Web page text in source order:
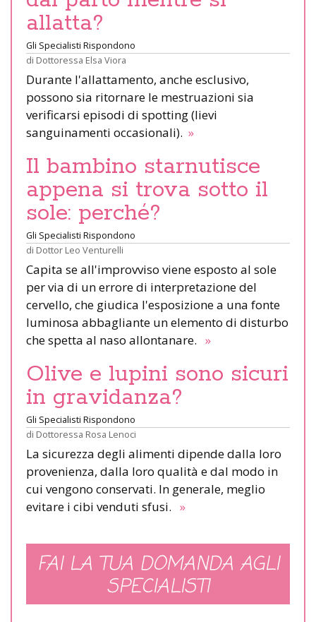
allatta?
Gli Specialisti Rispondono
di Dottoressa Elsa Viora
Durante l'allattamento, anche esclusivo,
possono sia ritornare le mestruazioni sia
verificarsi episodi di spotting (lievi
sanguinamenti occasionali). »
Il bambino starnutisce
appena si trova sotto il
sole: perché?
Gli Specialisti Rispondono
di Dottor Leo Venturelli
Capita se all'improvviso viene esposto al sole
per via di un errore di interpretazione del
cervello, che giudica l'esposizione a una fonte
luminosa abbagliante un elemento di disturbo
che spetta al naso allontanare. »
Olive e lupini sono sicuri
in gravidanza?
Gli Specialisti Rispondono
di Dottoressa Rosa Lenoci
La sicurezza degli alimenti dipende dalla loro
provenienza, dalla loro qualità e dal modo in
cui vengono conservati. In generale, meglio
evitare i cibi venduti sfusi. »
FAI LA TUA DOMANDA AGLI
SPECIALISTI